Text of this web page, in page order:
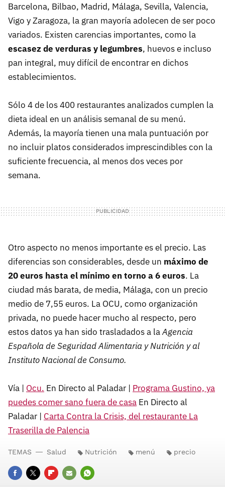
Barcelona, Bilbao, Madrid, Málaga, Sevilla, Valencia,
Vigo y Zaragoza, la gran mayoría adolecen de ser poco
variados. Existen carencias importantes, como la
escasez de verduras y legumbres, huevos e incluso
pan integral, muy difícil de encontrar en dichos
establecimientos.
Sólo 4 de los 400 restaurantes analizados cumplen la
dieta ideal en un análisis semanal de su menú.
Además, la mayoría tienen una mala puntuación por
no incluir platos considerados imprescindibles con la
suficiente frecuencia, al menos dos veces por
semana.
Otro aspecto no menos importante es el precio. Las
diferencias son considerables, desde un máximo de
20 euros hasta el mínimo en torno a 6 euros. La
ciudad más barata, de media, Málaga, con un precio
medio de 7,55 euros. La OCU, como organización
privada, no puede hacer mucho al respecto, pero
estos datos ya han sido trasladados a laAgencia
Española de Seguridad Alimentaria y Nutrición y al
Instituto Nacional de Consumo.
Vía | Ocu. En Directo al Paladar | Programa Gustino, ya
puedes comer sano fuera de casa En Directo al
Paladar | Carta Contra la Crisis, del restaurante La
Traserilla de Palencia
FACEBOOK
TWITTERFLIPBOARD
E- WHATSAPP
TEMAS Salud Nutrición menú precio